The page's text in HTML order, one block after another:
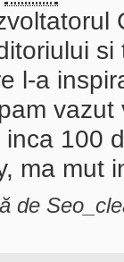
l-a
vazut
100
ma mut
de